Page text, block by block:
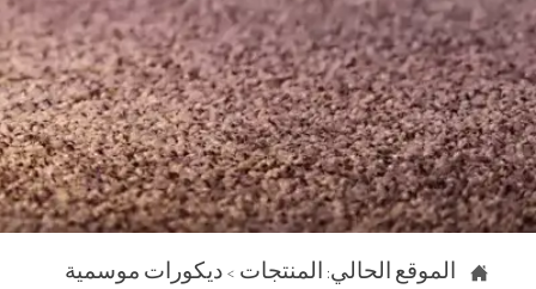
 الموقع الحالي: المنتجات > ديكورات موسمية